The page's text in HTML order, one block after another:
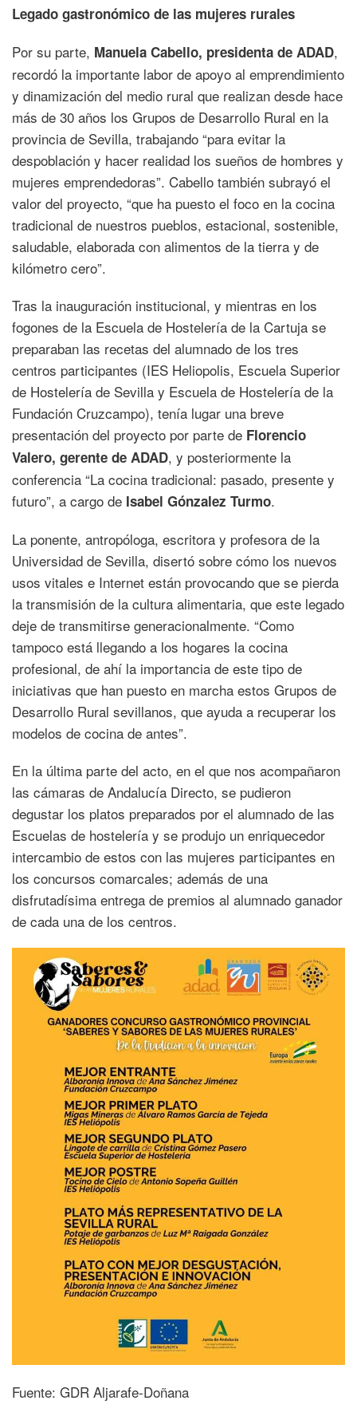
Legado gastronómico de las mujeres rurales
Por su parte, Manuela Cabello, presidenta de ADAD,
recordó la importante labor de apoyo al emprendimiento
y dinamización del medio rural que realizan desde hace
más de 30 años los Grupos de Desarrollo Rural en la
provincia de Sevilla, trabajando “para evitar la
despoblación y hacer realidad los sueños de hombres y
mujeres emprendedoras”. Cabello también subrayó el
valor del proyecto, “que ha puesto el foco en la cocina
tradicional de nuestros pueblos, estacional, sostenible,
saludable, elaborada con alimentos de la tierra y de
kilómetro cero”.
Tras la inauguración institucional, y mientras en los
fogones de la Escuela de Hostelería de la Cartuja se
preparaban las recetas del alumnado de los tres
centros participantes (IES Heliopolis, Escuela Superior
de Hostelería de Sevilla y Escuela de Hostelería de la
Fundación Cruzcampo), tenía lugar una breve
presentación del proyecto por parte de Florencio
Valero, gerente de ADAD, y posteriormente la
conferencia “La cocina tradicional: pasado, presente y
futuro”, a cargo de Isabel Gónzalez Turmo.
La ponente, antropóloga, escritora y profesora de la
Universidad de Sevilla, disertó sobre cómo los nuevos
usos vitales e Internet están provocando que se pierda
la transmisión de la cultura alimentaria, que este legado
deje de transmitirse generacionalmente. “Como
tampoco está llegando a los hogares la cocina
profesional, de ahí la importancia de este tipo de
iniciativas que han puesto en marcha estos Grupos de
Desarrollo Rural sevillanos, que ayuda a recuperar los
modelos de cocina de antes”.
En la última parte del acto, en el que nos acompañaron
las cámaras de Andalucía Directo, se pudieron
degustar los platos preparados por el alumnado de las
Escuelas de hostelería y se produjo un enriquecedor
intercambio de estos con las mujeres participantes en
los concursos comarcales; además de una
disfrutadísima entrega de premios al alumnado ganador
de cada una de los centros.
Fuente: GDR Aljarafe-Doñana